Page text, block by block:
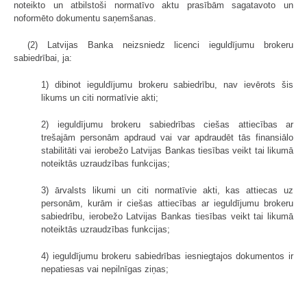
noteikto un atbilstoši normatīvo aktu prasībām sagatavoto un
noformēto dokumentu saņemšanas.
(2) Latvijas Banka neizsniedz licenci ieguldījumu brokeru
sabiedrībai, ja:
1) dibinot ieguldījumu brokeru sabiedrību, nav ievērots šis
likums un citi normatīvie akti;
2) ieguldījumu brokeru sabiedrības ciešas attiecības ar
trešajām personām apdraud vai var apdraudēt tās finansiālo
stabilitāti vai ierobežo Latvijas Bankas tiesības veikt tai likumā
noteiktās uzraudzības funkcijas;
3) ārvalsts likumi un citi normatīvie akti, kas attiecas uz
personām, kurām ir ciešas attiecības ar ieguldījumu brokeru
sabiedrību, ierobežo Latvijas Bankas tiesības veikt tai likumā
noteiktās uzraudzības funkcijas;
4) ieguldījumu brokeru sabiedrības iesniegtajos dokumentos ir
nepatiesas vai nepilnīgas ziņas;